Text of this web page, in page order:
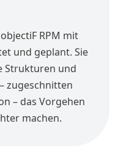
RPM mit
und geplant. Sie
Strukturen und
zugeschnitten
– das Vorgehen
machen.